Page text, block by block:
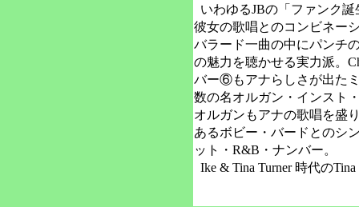
いわゆるJBの「ファンク
彼女の歌唱とのコンビネー
バラード一曲の中にパンチ
の魅力を聴かせる実力派。
バー⑥もアナらしさが出た
数の名オルガン・インスト
オルガンもアナの歌唱を盛
あるボビー・バードとのシ
ット・R&B・ナンバー。
Ike & Tina Turner 時代の